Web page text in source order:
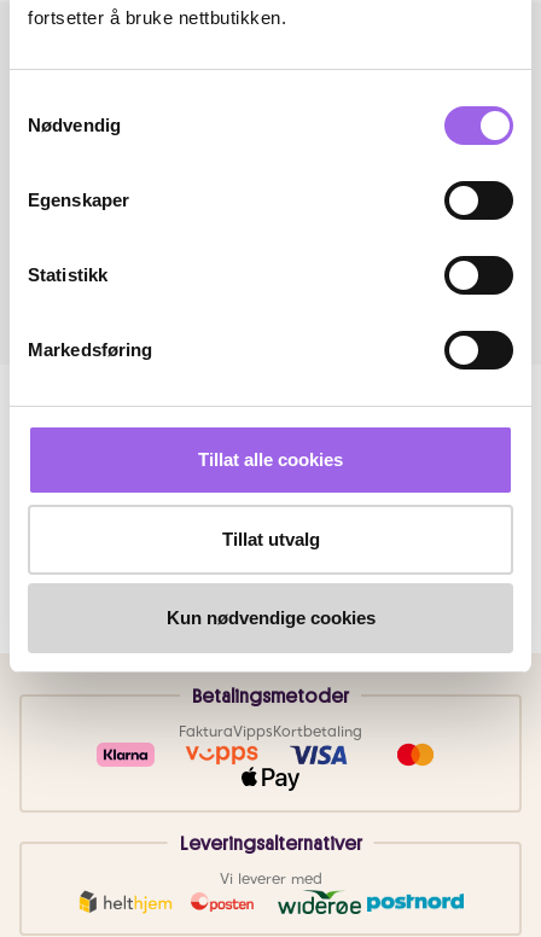
fortsetter å bruke nettbutikken.
Nødvendig
Egenskaper
Statistikk
Markedsføring
Tillat alle cookies
Tillat utvalg
Kun nødvendige cookies
Betalingsmetoder
FakturaVippsKortbetaling
Leveringsalternativer
Vi leverer med